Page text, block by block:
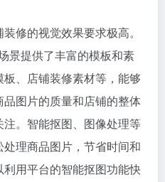
修的视觉效果要求极高。
景提供了丰富的模板和素
、店铺装修素材等，能够
图片的质量和店铺的整体
。智能抠图、图像处理等
理商品图片，节省时间和
用平台的智能抠图功能快